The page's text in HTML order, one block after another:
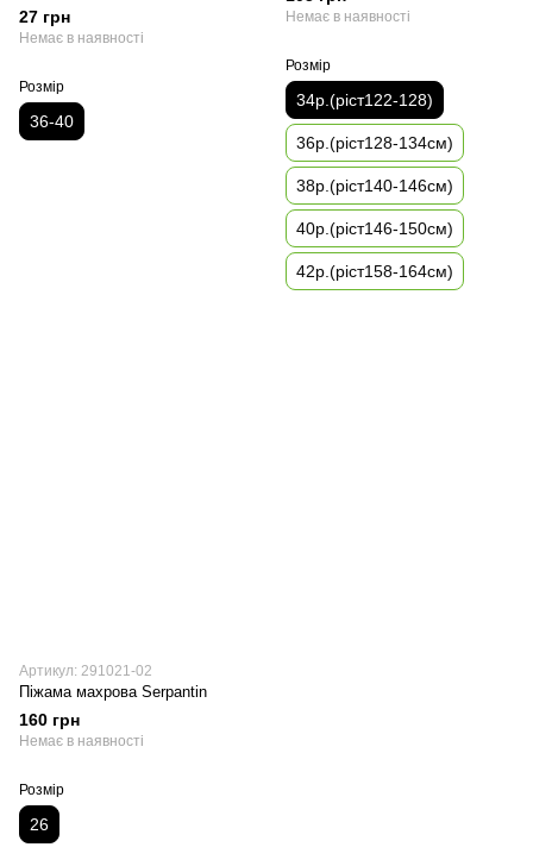
27 грн
Немає в наявності
Розмір
36-40
Немає в наявності
Розмір
34р.(ріст122-128)
36р.(ріст128-134см)
38р.(ріст140-146см)
40р.(ріст146-150см)
42р.(ріст158-164см)
Артикул: 291021-02
Піжама махрова Serpantin
160 грн
Немає в наявності
Розмір
26